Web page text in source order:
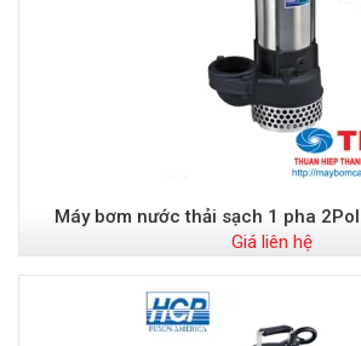
Máy bơm nước thải sạch 1 pha
Giá liên hệ